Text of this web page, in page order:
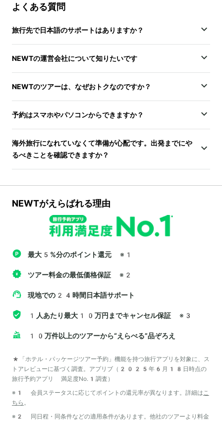
よくある質問
旅行先で日本語のサポートはありますか？
NEWTの運営会社について知りたいです
NEWTのツアーは、なぜおトクなのですか？
予約はスマホやパソコンからできますか？
海外旅行になれていなくて準備が心配です。出発までにや
るべきことを確認できますか？
NEWTがえらばれる理由
最大5%分のポイント還元 ※1
ツアー料金の最低価格保証 ※2
現地での24時間日本語サポート
1人あたり最大10万円までキャンセル保証 ※3
10万件以上のツアーから“えらべる”品ぞろえ
*「ホテル・パッケージツアー予約」機能を持つ旅行アプリを対象に、ス
トアレビューに基づく調査。アプリブ（2025年6月18日時点の
旅行予約アプリ 満足度No.1調査）
※1 会員ステータスに応じてポイントの還元率が異なります。詳細は こ
ちら 。
※2 同日程・同条件などの適用条件があります。他社のツアーより料金